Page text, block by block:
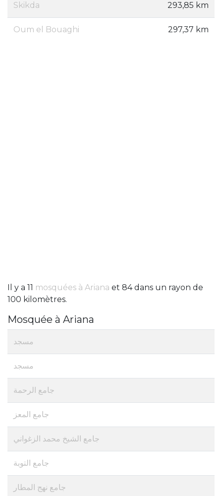
Skikda 293,85 km
Oum el Bouaghi 297,37 km
Il y a 11 mosquées à Ariana et 84 dans un rayon de
100 kilomètres.
Mosquée à Ariana
مسجد
مسجد
جامع الرحمة
جامع المعز
جامع الشيخ محمد الزغواني
جامع التوبة
جامع نهج المطار